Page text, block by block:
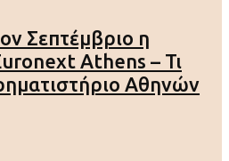
Σεπτέμβριο η
Athens – Τι
Αθηνών